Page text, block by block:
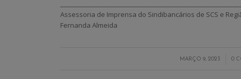
Assessoria de Imprensa do Sindibancários de SCS e
Fernanda Almeida
MARÇO 9, 2023
/ 0